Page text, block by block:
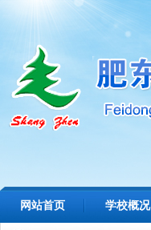
网站首页 学校概况